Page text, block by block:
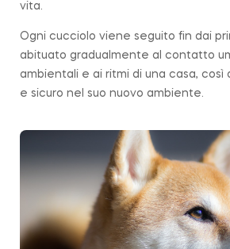
vita.
Ogni cucciolo viene seguito fin dai
abituato gradualmente al contatto
ambientali e ai ritmi di una casa, così
e sicuro nel suo nuovo ambiente.